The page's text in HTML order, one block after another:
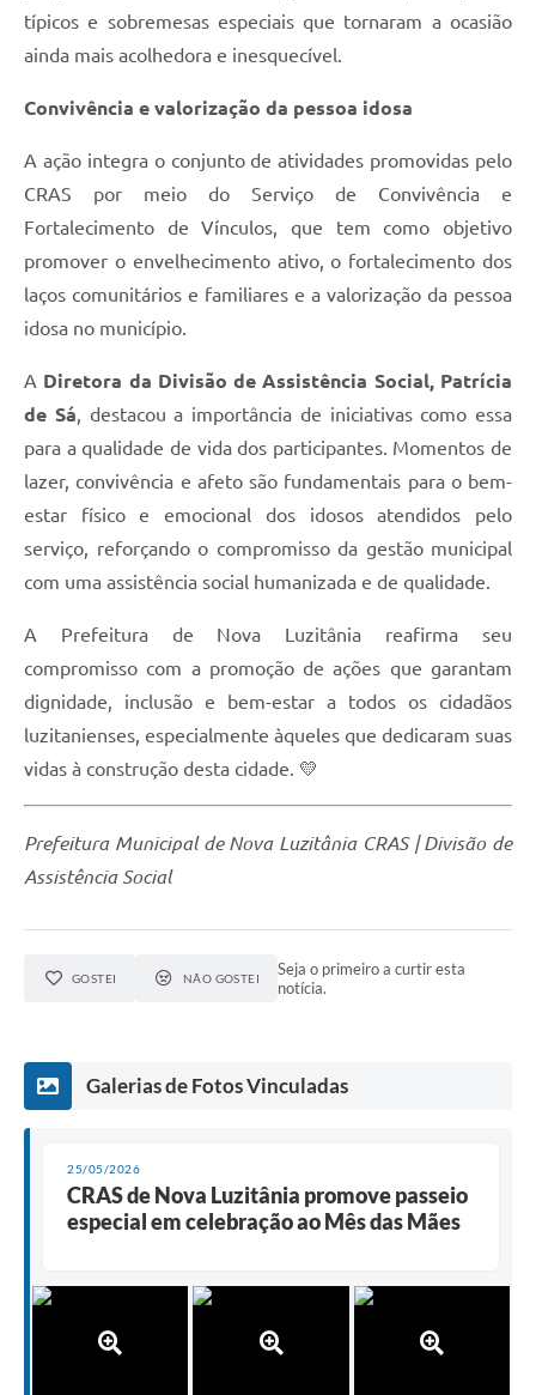
típicos e sobremesas especiais que tornaram a ocasião
ainda mais acolhedora e inesquecível.
Convivência e valorização da pessoa idosa
A ação integra o conjunto de atividades promovidas pelo
CRAS por meio do Serviço de Convivência e
Fortalecimento de Vínculos, que tem como objetivo
promover o envelhecimento ativo, o fortalecimento dos
laços comunitários e familiares e a valorização da pessoa
idosa no município.
A Diretora da Divisão de Assistência Social, Patrícia
de Sá , destacou a importância de iniciativas como essa
para a qualidade de vida dos participantes. Momentos de
lazer, convivência e afeto são fundamentais para o bem-
estar físico e emocional dos idosos atendidos pelo
serviço, reforçando o compromisso da gestão municipal
com uma assistência social humanizada e de qualidade.
A Prefeitura de Nova Luzitânia reafirma seu
compromisso com a promoção de ações que garantam
dignidade, inclusão e bem-estar a todos os cidadãos
luzitanienses, especialmente àqueles que dedicaram suas
vidas à construção desta cidade. 💛
Prefeitura Municipal de Nova Luzitânia CRAS | Divisão de
Assistência Social
GOSTEI NÃO GOSTEI
Seja o primeiro a curtir esta
notícia.
Galerias de Fotos Vinculadas
25/05/2026
CRAS de Nova Luzitânia promove passeio
especial em celebração ao Mês das Mães